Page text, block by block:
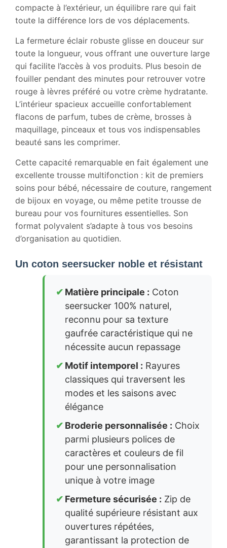
compacte à l’extérieur, un équilibre rare qui fait
toute la différence lors de vos déplacements.
La fermeture éclair robuste glisse en douceur sur
toute la longueur, vous offrant une ouverture large
qui facilite l’accès à vos produits. Plus besoin de
fouiller pendant des minutes pour retrouver votre
rouge à lèvres préféré ou votre crème hydratante.
L’intérieur spacieux accueille confortablement
flacons de parfum, tubes de crème, brosses à
maquillage, pinceaux et tous vos indispensables
beauté sans les comprimer.
Cette capacité remarquable en fait également une
excellente trousse multifonction : kit de premiers
soins pour bébé, nécessaire de couture, rangement
de bijoux en voyage, ou même petite trousse de
bureau pour vos fournitures essentielles. Son
format polyvalent s’adapte à tous vos besoins
d’organisation au quotidien.
Un coton seersucker noble et résistant
Matière principale : Coton
seersucker 100% naturel,
reconnu pour sa texture
gaufrée caractéristique qui ne
nécessite aucun repassage
Motif intemporel : Rayures
classiques qui traversent les
modes et les saisons avec
élégance
Broderie personnalisée : Choix
parmi plusieurs polices de
caractères et couleurs de fil
pour une personnalisation
unique à votre image
Fermeture sécurisée : Zip de
qualité supérieure résistant aux
ouvertures répétées,
garantissant la protection de